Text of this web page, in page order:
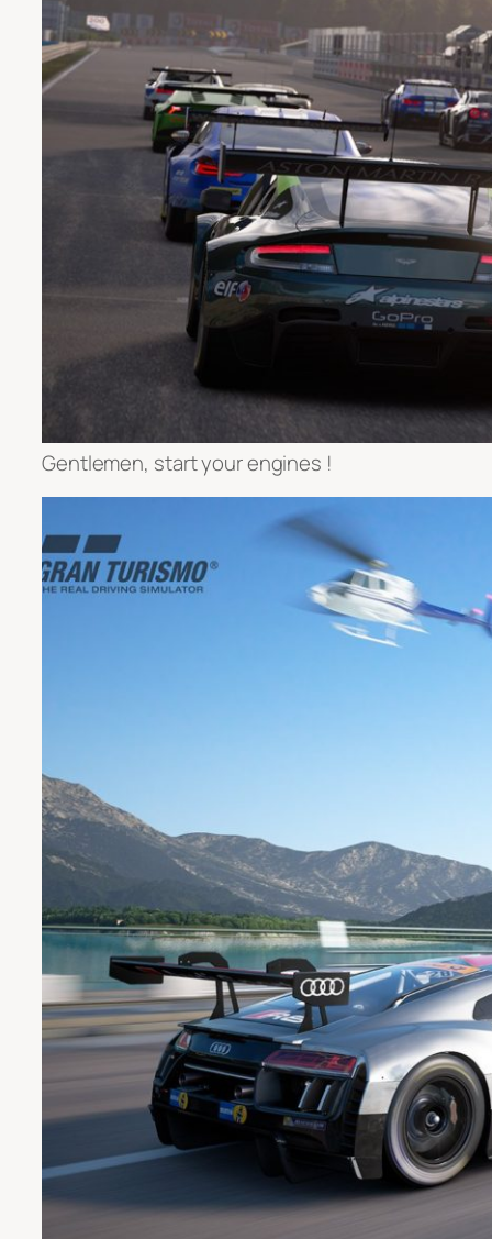
Gentlemen, start your engines !